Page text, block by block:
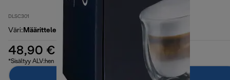
DLSC301
Väri: Määrittelemätön
48,90 €
*Sisältyy ALV:hen
Lisää ostoskoriin